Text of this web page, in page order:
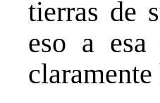
tierras de
eso a